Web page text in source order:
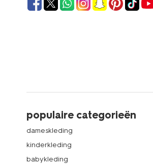
populaire categorieën
dameskleding
kinderkleding
babykleding